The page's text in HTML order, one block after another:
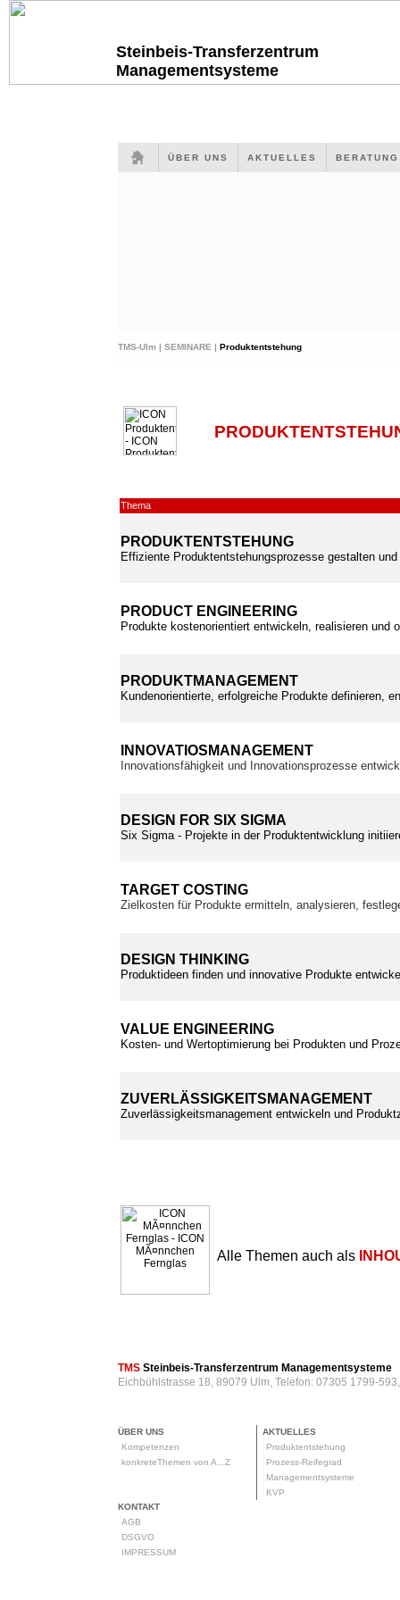
Steinbeis-Transferzentrum
Managementsysteme
ÜBER UNS AKTUELLES
TMS-Ulm | SEMINARE | Produktentstehung
Thema
PRODUKTENTSTEHUNG
Effiziente Produktentstehungsprozesse gestalten und
PRODUCT ENGINEERING
Produkte kostenorientiert entwickeln, realisieren und
PRODUKTMANAGEMENT
Kundenorientierte, erfolgreiche Produkte definieren,
INNOVATIOSMANAGEMENT
Innovationsfähigkeit und Innovationsprozesse
DESIGN FOR SIX SIGMA
Six Sigma - Projekte in der Produktentwicklung
TARGET COSTING
Zielkosten für Produkte ermitteln, analysieren,
DESIGN THINKING
Produktideen finden und innovative Produkte
VALUE ENGINEERING
Kosten- und Wertoptimierung bei Produkten und
ZUVERLÄSSIGKEITSMANAGEMENT
Zuverlässigkeitsmanagement entwickeln und
Alle Themen auch als
TMS Steinbeis-Transferzentrum Managementsysteme
Eichbühlstrasse 18, 89079 Ulm, Telefon: 07305 1799-
ÜBER UNS
Kompetenzen
konkreteThemen von A...Z
AKTUELLES
Produktentstehung
Prozess-Reifegrad
Managementsysteme
KVP
KONTAKT
AGB
DSGVO
IMPRESSUM